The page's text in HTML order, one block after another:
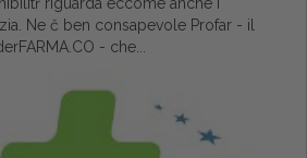
Ne č ben consapevole Profar - il
- che...